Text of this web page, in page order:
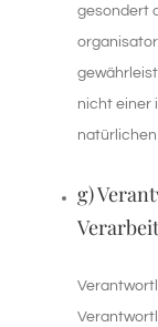
gesondert
nicht einer
natürlichen
g)